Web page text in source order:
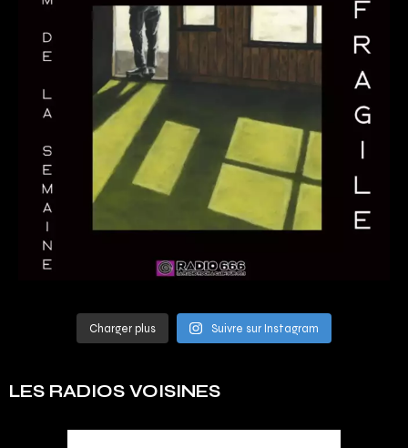
Charger plus Suivre sur Instagram
LES RADIOS VOISINES